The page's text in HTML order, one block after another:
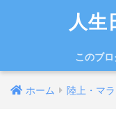
人生
このブ
ホーム 陸上・マ